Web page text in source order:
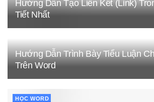
Hướng Dẫn Tạo Liên Kết (Link)
Tiết Nhất
Hướng Dẫn Trình Bày Tiểu Luận
Trên Word
HỌC WORD